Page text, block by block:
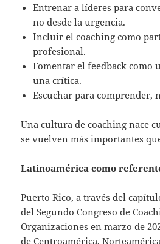
Entrenar a líderes para
no desde la urgencia.
Incluir el coaching como
profesional.
Fomentar el feedback como
una crítica.
Escuchar para comprender,
Una cultura de coaching nace
se vuelven más importantes
Latinoamérica como
Puerto Rico, a través del
del Segundo Congreso de
Organizaciones en marzo de
de Centroamérica,